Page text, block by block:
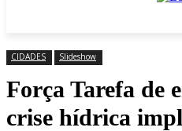
CIDADES Slideshow
Força Tarefa de
crise hídrica